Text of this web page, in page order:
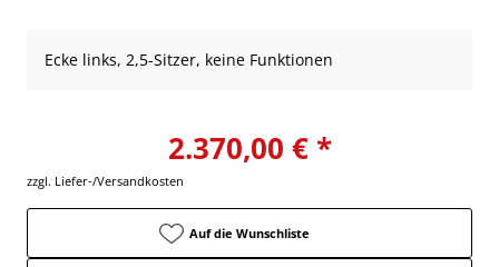
Ecke links, 2,5-Sitzer, keine Funktionen
2.370,00 € *
zzgl. Liefer-/Versandkosten
Auf die Wunschliste